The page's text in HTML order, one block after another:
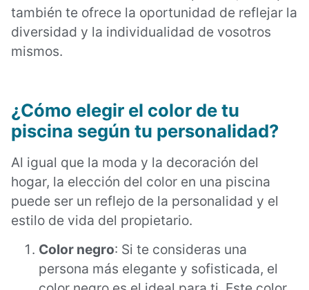
también te ofrece la oportunidad de reflejar la
diversidad y la individualidad de vosotros
mismos.
¿Cómo elegir el color de tu
piscina según tu personalidad?
Al igual que la moda y la decoración del
hogar, la elección del color en una piscina
puede ser un reflejo de la personalidad y el
estilo de vida del propietario.
Color negro: Si te consideras una
persona más elegante y sofisticada, el